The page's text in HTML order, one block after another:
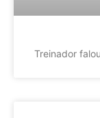
Treinador